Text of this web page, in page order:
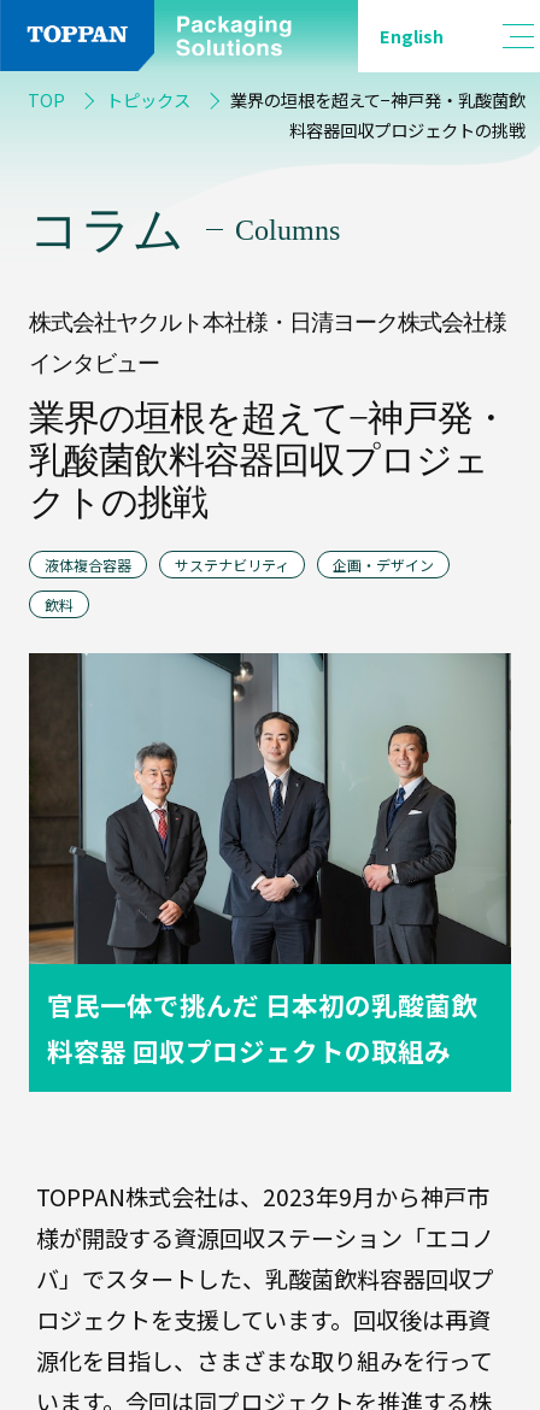
English
TOP トピックス
業界の垣根を超えて−神戸発・乳酸菌飲
料容器回収プロジェクトの挑戦
コラム Columns
株式会社ヤクルト本社様・日清ヨーク株式会社様
インタビュー
業界の垣根を超えて−神戸発・
乳酸菌飲料容器回収プロジェ
クトの挑戦
液体複合容器 サステナビリティ
企画・デザイン
飲料
官民一体で挑んだ 日本初の乳酸菌飲
料容器 回収プロジェクトの取組み
TOPPAN株式会社は、2023年9月から神戸市
様が開設する資源回収ステーション「エコノ
バ」でスタートした、乳酸菌飲料容器回収プ
ロジェクトを支援しています。回収後は再資
源化を目指し、さまざまな取り組みを行って
います。今回は同プロジェクトを推進する株
カ
テ
一
全
て
採
用
事
例
コ
ラ
ベ
レ
ー
品
種
別
バ
ア
フ
ィ
ル
品
種
装
バ
リ
ア
フ
ル
ム
体
容
器
ク
段
ボ
ー
ル